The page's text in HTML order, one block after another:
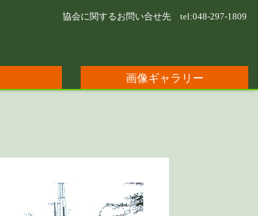
協会に関するお問い合せ先 tel:048-297-1809
画像ギャラリー